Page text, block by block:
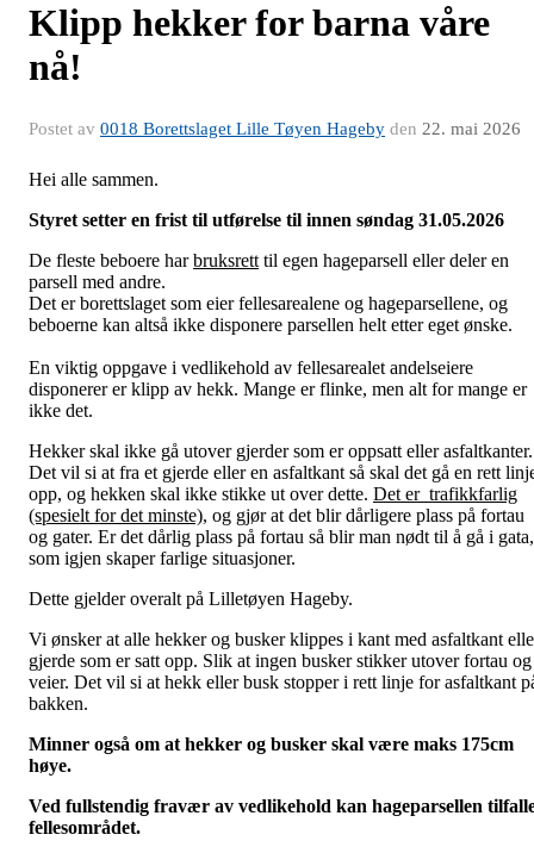
Klipp hekker for barna våre
nå!
Postet av 0018 Borettslaget Lille Tøyen Hageby den 22. mai 2026
Hei alle sammen.
Styret setter en frist til utførelse til innen søndag 31.05.2026
De fleste beboere harbruksrett til egen hageparsell eller deler en
parsell med andre.
Det er borettslaget som eier fellesarealene og hageparsellene, og
beboerne kan altså ikke disponere parsellen helt etter eget ønske.
En viktig oppgave i vedlikehold av fellesarealet andelseiere
disponerer er klipp av hekk. Mange er flinke, men alt for mange er
ikke det.
Hekker skal ikke gå utover gjerder som er oppsatt eller asfaltkanter.
Det vil si at fra et gjerde eller en asfaltkant så skal det gå en rett
opp, og hekken skal ikke stikke ut over dette. Det er trafikkfarlig
(spesielt for det minste), og gjør at det blir dårligere plass på fortau
og gater. Er det dårlig plass på fortau så blir man nødt til å gå i gata,
som igjen skaper farlige situasjoner.
Dette gjelder overalt på Lilletøyen Hageby.
Vi ønsker at alle hekker og busker klippes i kant med asfaltkant
gjerde som er satt opp. Slik at ingen busker stikker utover fortau og
veier. Det vil si at hekk eller busk stopper i rett linje for asfaltkant
bakken.
Minner også om at hekker og busker skal være maks 175cm
høye.
Ved fullstendig fravær av vedlikehold kan hageparsellen
fellesområdet.